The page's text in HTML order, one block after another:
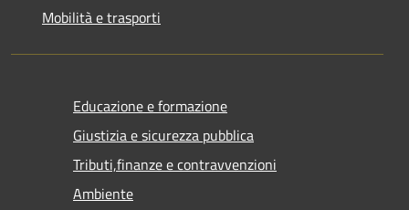
Mobilità e trasporti
Educazione e formazione
Giustizia e sicurezza pubblica
Tributi,finanze e contravvenzioni
Ambiente